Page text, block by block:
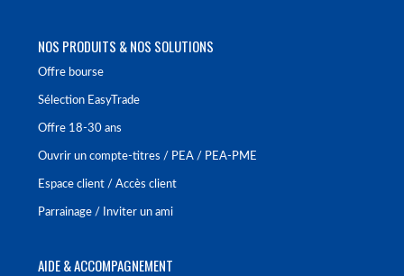
NOS PRODUITS & NOS SOLUTIONS
Offre bourse
Sélection EasyTrade
Offre 18-30 ans
Ouvrir un compte-titres / PEA / PEA-PME
Espace client / Accès client
Parrainage / Inviter un ami
AIDE & ACCOMPAGNEMENT